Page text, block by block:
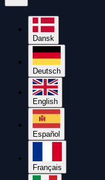
Dansk
Deutsch
English
Español
Français